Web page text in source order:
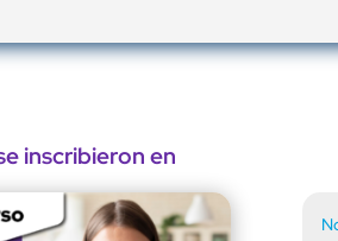
inscribieron en